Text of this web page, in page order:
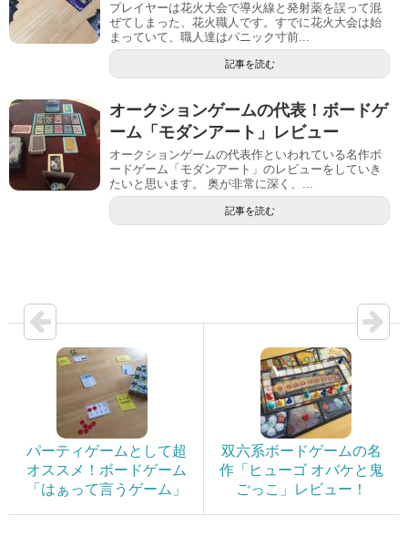
プレイヤーは花火大会で導火線と発射薬を誤って混
ぜてしまった、花火職人です。すでに花火大会は始
まっていて、職人達はパニック寸前...
記事を読む
オークションゲームの代表！ボードゲ
ーム「モダンアート」レビュー
オークションゲームの代表作といわれている名作ボ
ードゲーム「モダンアート」のレビューをしていき
たいと思います。 奥が非常に深く、...
記事を読む
パーティゲームとして超
オススメ！ボードゲーム
「はぁって言うゲーム」
双六系ボードゲームの名
作「ヒューゴ オバケと鬼
ごっこ」レビュー！